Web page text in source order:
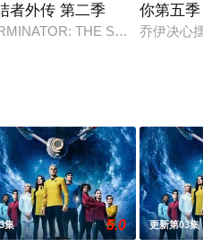
总是咬着他不放。问题是，今次
者外传 第二季
THE SARAH
你第五季
乔伊决心
集 5.0 更新第03集